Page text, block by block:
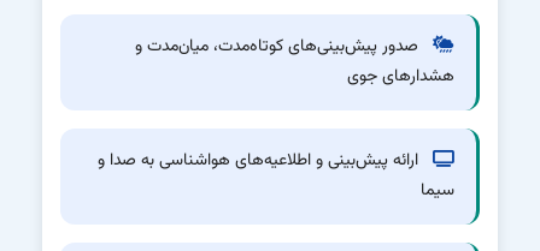
صدور پیش‌بینی‌های کوتاه‌مدت، میان‌مدت و
هشدارهای جوی
ارائه پیش‌بینی و اطلاعیه‌های هواشناسی به صدا و
سیما